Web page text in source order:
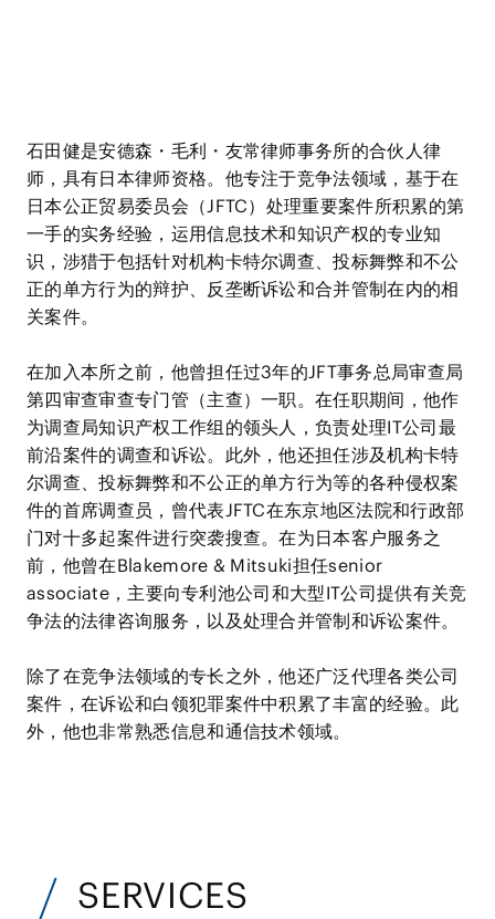
石田健是安德森・毛利・友常律师事务所的合伙人律
师，具有日本律师资格。他专注于竞争法领域，基于在
日本公正贸易委员会（JFTC）处理重要案件所积累的第
一手的实务经验，运用信息技术和知识产权的专业知
识，涉猎于包括针对机构卡特尔调查、投标舞弊和不公
正的单方行为的辩护、反垄断诉讼和合并管制在内的相
关案件。
在加入本所之前，他曾担任过3年的JFT事务总局审查局
第四审查审查专门管（主查）一职。在任职期间，他作
为调查局知识产权工作组的领头人，负责处理IT公司最
前沿案件的调查和诉讼。此外，他还担任涉及机构卡特
尔调查、投标舞弊和不公正的单方行为等的各种侵权案
件的首席调查员，曾代表JFTC在东京地区法院和行政部
门对十多起案件进行突袭搜查。在为日本客户服务之
前，他曾在Blakemore & Mitsuki担任senior
associate，主要向专利池公司和大型IT公司提供有关竞
争法的法律咨询服务，以及处理合并管制和诉讼案件。
除了在竞争法领域的专长之外，他还广泛代理各类公司
案件，在诉讼和白领犯罪案件中积累了丰富的经验。此
外，他也非常熟悉信息和通信技术领域。
SERVICES